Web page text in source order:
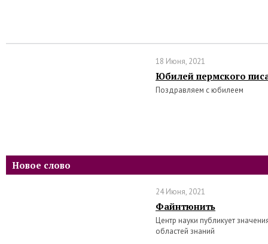
18 Июня, 2021
Юбилей пермского
Поздравляем с юбилеем
Новое слово
24 Июня, 2021
Файнтюнить
Центр науки публикует
областей знаний